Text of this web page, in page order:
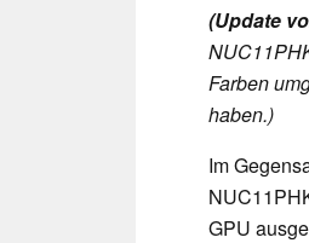
(Update
Farben
haben.)
Im
GPU